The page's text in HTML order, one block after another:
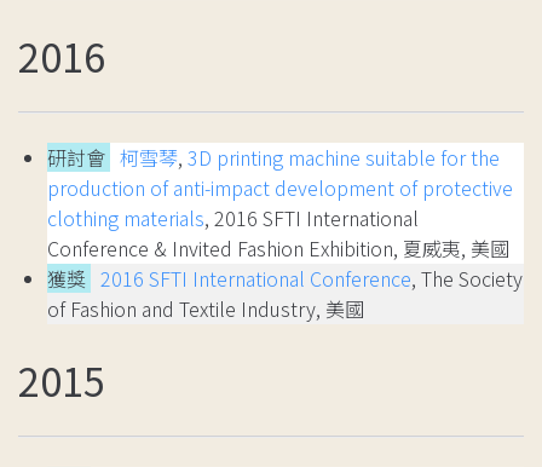
2016
研討會 柯雪琴, 3D printing machine suitable for the
production of anti-impact development of protective
clothing materials, 2016 SFTI International
Conference & Invited Fashion Exhibition, 夏威夷, 美國
獲獎 2016 SFTI International Conference, The Society
of Fashion and Textile Industry, 美國
2015